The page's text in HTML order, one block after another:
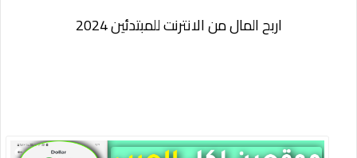
اربح المال من الانترنت للمبتدئين 2024